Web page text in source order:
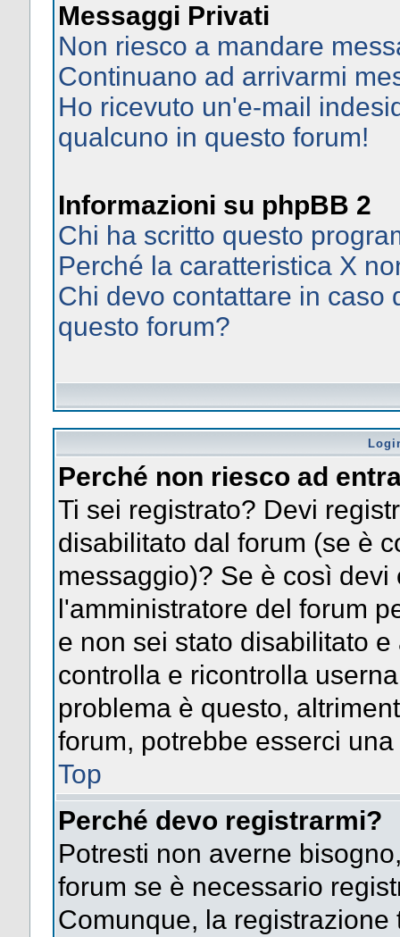
Messaggi Privati
Non riesco a mandare
Continuano ad arrivarmi
Ho ricevuto un'e-mail
qualcuno in questo forum!
Informazioni su phpBB 2
Chi ha scritto questo
Perché la caratteristica X
Chi devo contattare in caso
questo forum?
Perché non riesco ad
Ti sei registrato? Devi
disabilitato dal forum (se è
messaggio)? Se è così
l'amministratore del forum
e non sei stato disabilitato
controlla e ricontrolla
problema è questo,
forum, potrebbe esserci
Top
Perché devo registrarmi?
Potresti non averne
forum se è necessario
Comunque, la